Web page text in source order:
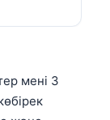
мені 3